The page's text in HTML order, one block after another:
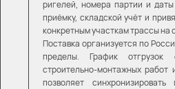
ригелей, номера партии и
приёмку, складской учёт и
конкретным участкам трассы на
Поставка организуется по
пределы. График отгрузок
строительно-монтажных работ
позволяет